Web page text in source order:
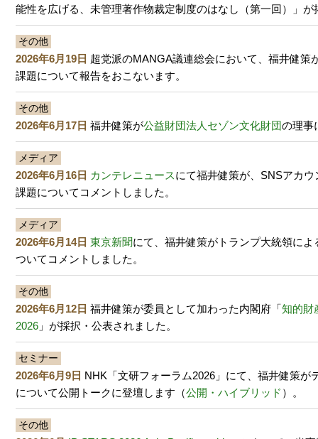
能性を広げる、未管理著作物裁定制度のはなし（第一回）」が
その他
2026年6月19日 超党派のMANGA議連総会において、福井健策
課題について報告をおこないます。
その他
2026年6月17日 福井健策が公益財団法人セゾン文化財団の理事
メディア
2026年6月16日 カンテレニュースにて福井健策が、SNSアカ
課題についてコメントしました。
メディア
2026年6月14日 東京新聞にて、福井健策がトランプ大統領によ
ついてコメントしました。
その他
2026年6月12日 福井健策が委員として加わった内閣府「知的財
2026 」が採択・公表されました。
セミナー
2026年6月9日 NHK「文研フォーラム2026」にて、福井健策が
について公開トークに登壇します（公開・ハイブリッド ）。
その他